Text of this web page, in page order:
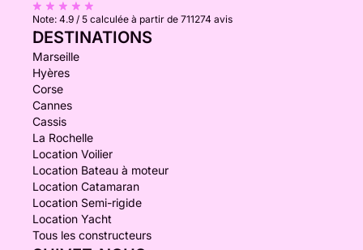
Note: 4.9 / 5 calculée à partir de 711274 avis
DESTINATIONS
Marseille
Hyères
Corse
Cannes
Cassis
La Rochelle
Location Voilier
Location Bateau à moteur
Location Catamaran
Location Semi-rigide
Location Yacht
Tous les constructeurs